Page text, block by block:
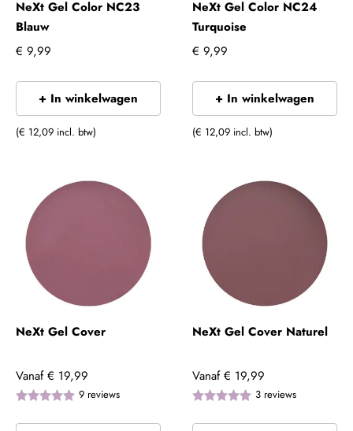
NeXt Gel Color NC23
Blauw
€ 9,99
+ In winkelwagen
(€ 12,09 incl. btw)
NeXt Gel Color NC24
Turquoise
€ 9,99
+ In winkelwagen
(€ 12,09 incl. btw)
NeXt Gel Cover
Vanaf € 19,99
9 reviews
NeXt Gel Cover Naturel
Vanaf € 19,99
3 reviews